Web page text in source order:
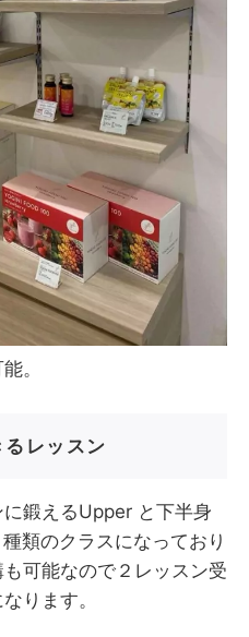
。
るレッスン
鍛えるUpper と下半身
類のクラスになっており
可能なので２レッスン受
ります。